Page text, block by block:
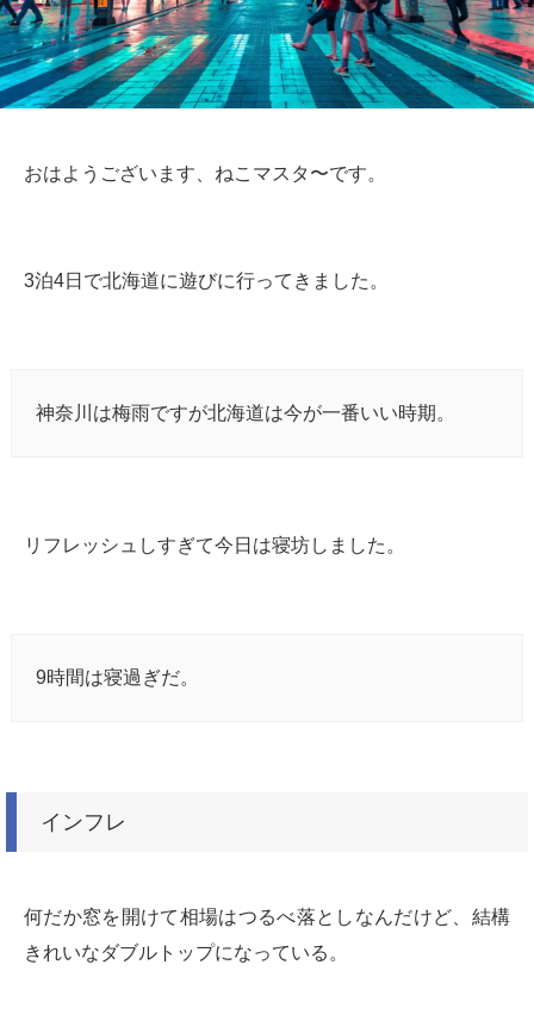
おはようございます、ねこマスタ〜です。
3泊4日で北海道に遊びに行ってきました。
神奈川は梅雨ですが北海道は今が一番いい時期。
リフレッシュしすぎて今日は寝坊しました。
9時間は寝過ぎだ。
インフレ
何だか窓を開けて相場はつるべ落としなんだけど、結構
きれいなダブルトップになっている。